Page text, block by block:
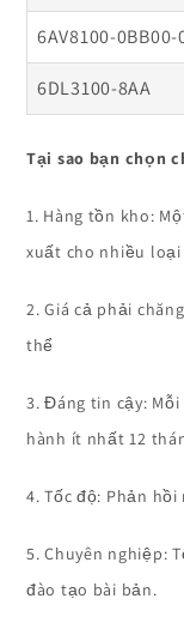
6AV8100-0BB00-
6DL3100-8AA
Tại sao bạn chọn
1. Hàng tồn kho:
xuất cho nhiều loại
2. Giá cả phải
thể
3. Đáng tin cậy:
hành ít nhất 12
4. Tốc độ: Phản
5. Chuyên nghiệp:
đào tạo bài bản.